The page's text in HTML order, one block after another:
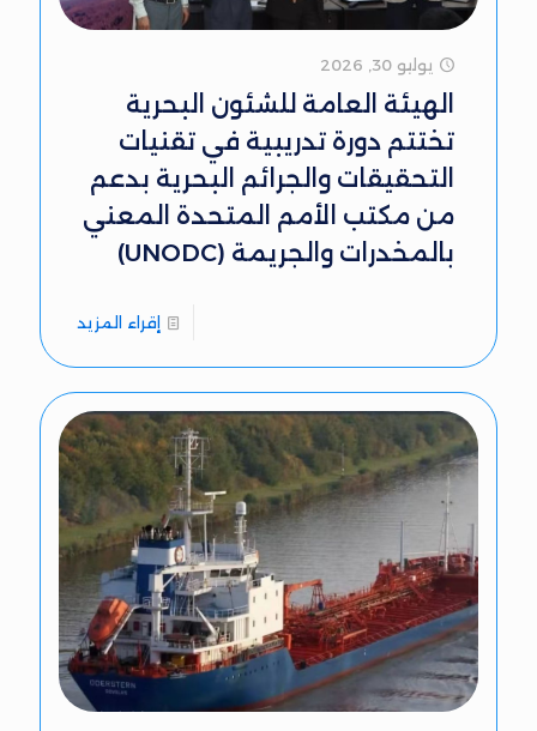
يوليو 30, 2026
الهيئة العامة للشئون البحرية
تختتم دورة تدريبية في تقنيات
التحقيقات والجرائم البحرية بدعم
من مكتب الأمم المتحدة المعني
بالمخدرات والجريمة (UNODC)
إقراء المزيد